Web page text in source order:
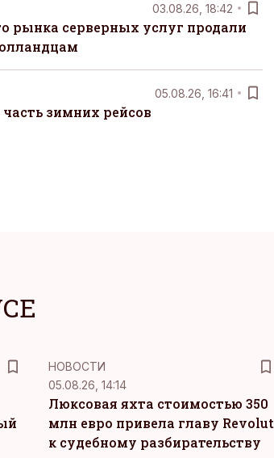
03.08.26, 18:42
рынка серверных услуг продали
05.08.26, 16:41
зимних рейсов
НОВОСТИ
05.08.26, 14:14
Люксовая яхта стоимостью 350
млн евро привела главу Revolut
к судебному разбирательству